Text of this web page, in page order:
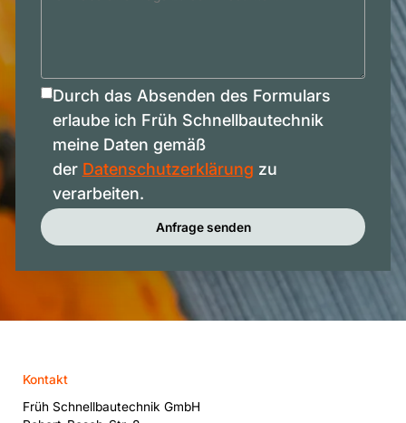
Durch das Absenden des Formulars
erlaube ich Früh Schnellbautechnik
meine Daten gemäß
der Datenschutzerklärung zu
verarbeiten.
Anfrage senden
Kontakt
Früh Schnellbautechnik GmbH